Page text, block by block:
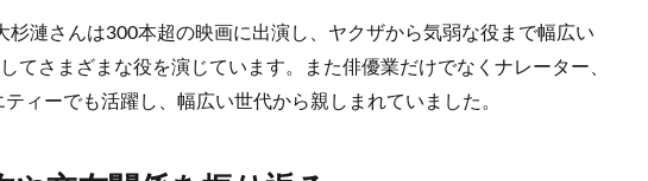
杉漣さんは300本超の映画に出演し、ヤクザから気弱な役まで幅広い
てさまざまな役を演じています。また俳優業だけでなくナレーター、
ィーでも活躍し、幅広い世代から親しまれていました。